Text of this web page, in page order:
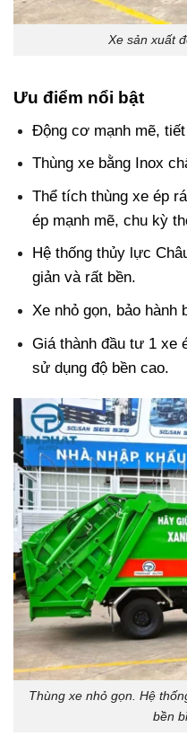
Xe sản xuất
Ưu điểm nổi bật
Động cơ mạnh mẽ,
Thùng xe bằng Inox
Thể tích thùng xe ép
ép mạnh mẽ, chu kỳ
Hệ thống thủy lực
giản và rất bền.
Xe nhỏ gọn, bảo hành
Giá thành đầu tư 1 xe
sử dụng độ bền cao.
Thùng xe nhỏ gọn. Hệ
bền